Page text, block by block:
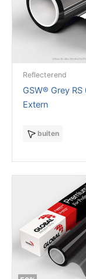
Reflecterend
GSW® Grey RS
Extern
buiten